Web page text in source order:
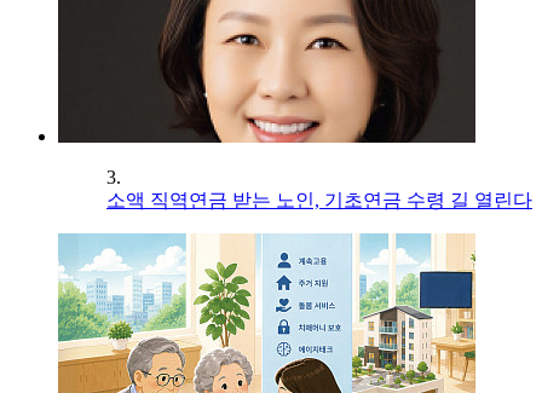
3.
소액 직역연금 받는 노인, 기초연금 수령 길 열린다